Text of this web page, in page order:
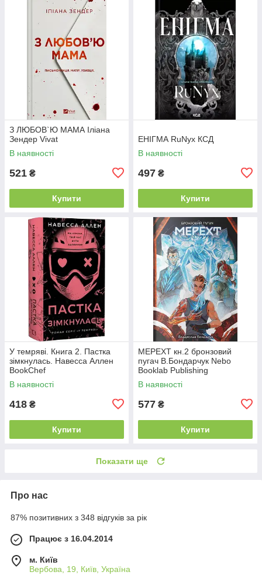
З ЛЮБОВ`Ю МАМА Іліана
Зендер Vivat
В наявності
521 ₴
Купити
ЕНІГМА RuNyx КСД
В наявності
497 ₴
Купити
У темряві. Книга 2. Пастка
зімкнулась. Навесса Аллен
BookChef
В наявності
418 ₴
Купити
МЕРЕХТ кн.2 бронзовий
пугач В.Бондарчук Nebo
Booklab Publishing
В наявності
577 ₴
Купити
Показати ще
Про нас
87% позитивних з 348 відгуків за рік
Працює з 16.04.2014
м. Київ
Вербова, 19, Київ, Україна